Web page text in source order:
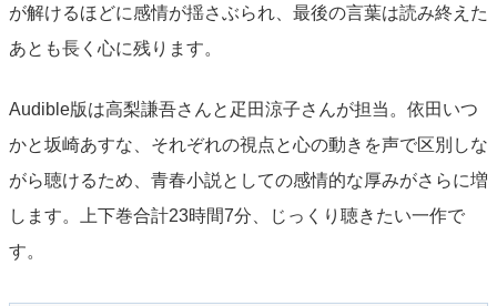
が解けるほどに感情が揺さぶられ、最後の言葉は読み終えた
あとも長く心に残ります。
Audible版は高梨謙吾さんと疋田涼子さんが担当。依田いつ
かと坂崎あすな、それぞれの視点と心の動きを声で区別しな
がら聴けるため、青春小説としての感情的な厚みがさらに増
します。上下巻合計23時間7分、じっくり聴きたい一作で
す。